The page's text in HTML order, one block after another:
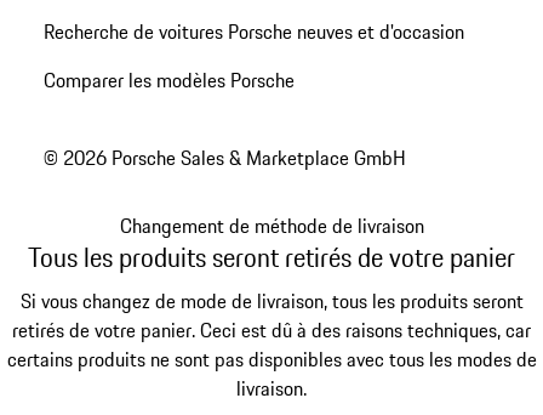
Recherche de voitures Porsche neuves et d'occasion
Comparer les modèles Porsche
© 2026 Porsche Sales & Marketplace GmbH
Changement de méthode de livraison
Tous les produits seront retirés de votre panier
Si vous changez de mode de livraison, tous les produits seront
retirés de votre panier. Ceci est dû à des raisons techniques, car
certains produits ne sont pas disponibles avec tous les modes de
livraison.